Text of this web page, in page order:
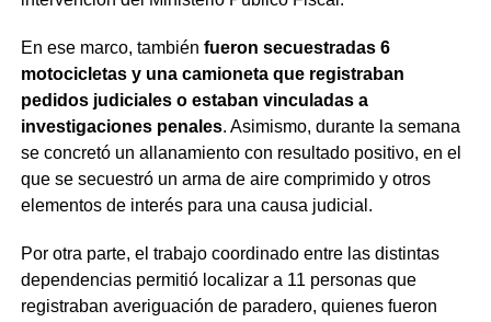
En ese marco, también fueron secuestradas 6
motocicletas y una camioneta que registraban
pedidos judiciales o estaban vinculadas a
investigaciones penales. Asimismo, durante la semana
se concretó un allanamiento con resultado positivo, en el
que se secuestró un arma de aire comprimido y otros
elementos de interés para una causa judicial.
Por otra parte, el trabajo coordinado entre las distintas
dependencias permitió localizar a 11 personas que
registraban averiguación de paradero, quienes fueron